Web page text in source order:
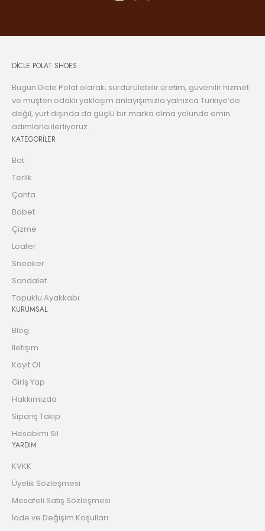
DİCLE POLAT SHOES
Bugün Dicle Polat olarak; sürdürülebilir üretim, güvenilir hizmet
ve müşteri odaklı yaklaşım anlayışımızla yalnızca Türkiye’de
değil, yurt dışında da güçlü bir marka olma yolunda emin
adımlarla ilerliyoruz.
KATEGORİLER
Bot
Terlik
Çanta
Babet
Çizme
Loafer
Sneaker
Sandalet
Topuklu Ayakkabı
KURUMSAL
Blog
İletişim
Kayıt Ol
Giriş Yap
Hakkımızda
Sipariş Takip
Hesabımı Sil
YARDIM
KVKK
Üyelik Sözleşmesi
Mesafeli Satış Sözleşmesi
İade ve Değişim Koşulları